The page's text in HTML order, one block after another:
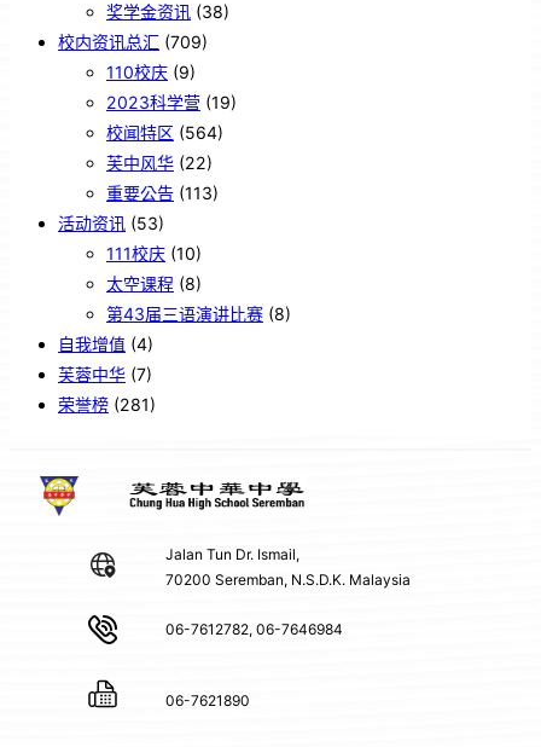
奖学金资讯 (38)
校内资讯总汇 (709)
110校庆 (9)
2023科学营 (19)
校闻特区 (564)
芙中风华 (22)
重要公告 (113)
活动资讯 (53)
111校庆 (10)
太空课程 (8)
第43届三语演讲比赛 (8)
自我增值 (4)
芙蓉中华 (7)
荣誉榜 (281)
Jalan Tun Dr. Ismail,
70200 Seremban, N.S.D.K. Malaysia
06-7612782, 06-7646984
06-7621890